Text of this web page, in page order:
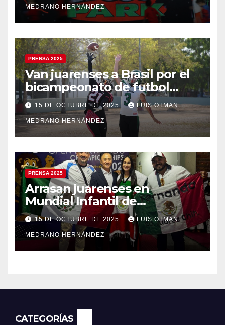
MEDRANO HERNÁNDEZ
PRENSA 2025
Van juarenses a Brasil por el
bicampeonato de futbol
americano
15 DE OCTUBRE DE 2025 LUIS OTMAN
MEDRANO HERNÁNDEZ
PRENSA 2025
Arrasan juarenses en
Mundial Infantil de
Taekwondo
15 DE OCTUBRE DE 2025 LUIS OTMAN
MEDRANO HERNÁNDEZ
CATEGORÍAS